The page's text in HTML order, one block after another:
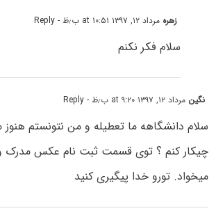
زهره مرداد ۱۲, ۱۳۹۷ at ۱۰:۵۱ ب٫ظ - Reply
سلام فکر نکنم
نگین مرداد ۱۲, ۱۳۹۷ at ۹:۲۰ ب٫ظ - Reply
سلام دانشگاهه ما تعطیله و من نتونستم هنوز
چیکار کنم ؟ توی قسمت ثبت نام عکس مدرک
میخواد. تورو خدا پیگیری کنید